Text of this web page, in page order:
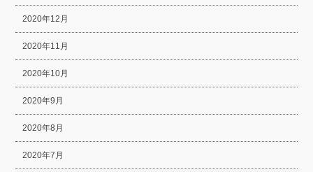
2020年12月
2020年11月
2020年10月
2020年9月
2020年8月
2020年7月